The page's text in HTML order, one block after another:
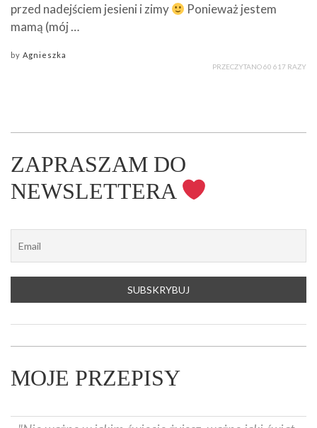
przed nadejściem jesieni i zimy
Ponieważ jestem
mamą (mój …
by Agnieszka
PRZECZYTANO 60 617 RAZY
ZAPRASZAM DO
NEWSLETTERA
MOJE PRZEPISY